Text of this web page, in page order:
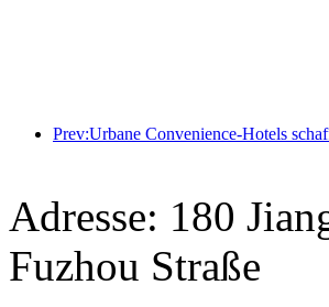
Adresse: 180
Fuzhou Straße